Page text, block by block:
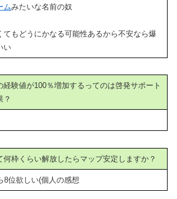
ムみたいな名前の奴
てもどうにかなる可能性あるから不安なら爆
い
験値が100％増加するってのは啓発サポート
？
何枠くらい解放したらマップ安定しますか？
位欲しい(個人の感想